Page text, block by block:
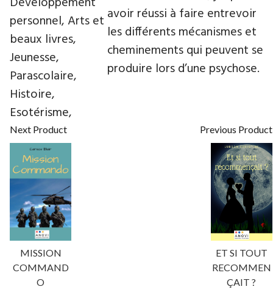
avoir réussi à faire entrevoir
les différents mécanismes et
cheminements qui peuvent se
produire lors d’une psychose.
Next Product
MISSION
COMMAND
O
Previous Product
ET SI TOUT
RECOMMEN
ÇAIT ?
personnel, Arts et
beaux livres,
Jeunesse,
Parascolaire,
Histoire,
Esotérisme,